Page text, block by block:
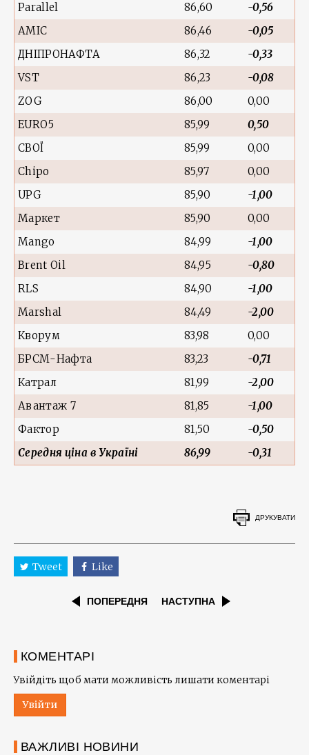
Parallel
86,60
-0,56
AMIC
86,46
-0,05
ДНІПРОНАФТА
86,32
-0,33
VST
86,23
-0,08
ZOG
86,00
0,00
EURO5
85,99
0,50
СВОЇ
85,99
0,00
Chipo
85,97
0,00
UPG
85,90
-1,00
Маркет
85,90
0,00
Mango
84,99
-1,00
Brent Oil
84,95
-0,80
RLS
84,90
-1,00
Marshal
84,49
-2,00
Кворум
83,98
0,00
БРСМ-Нафта
83,23
-0,71
Катрал
81,99
-2,00
Авантаж 7
81,85
-1,00
Фактор
81,50
-0,50
Середня ціна в Україні
86,99 -0,31
ДРУКУВАТИ
Tweet Like
ПОПЕРЕДНЯ НАСТУПНА
КОМЕНТАРІ
Увійдіть щоб мати можливість лишати коментарі
Увійти
ВАЖЛИВІ НОВИНИ